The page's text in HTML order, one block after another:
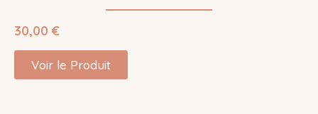
30,00 €
Voir le Produit